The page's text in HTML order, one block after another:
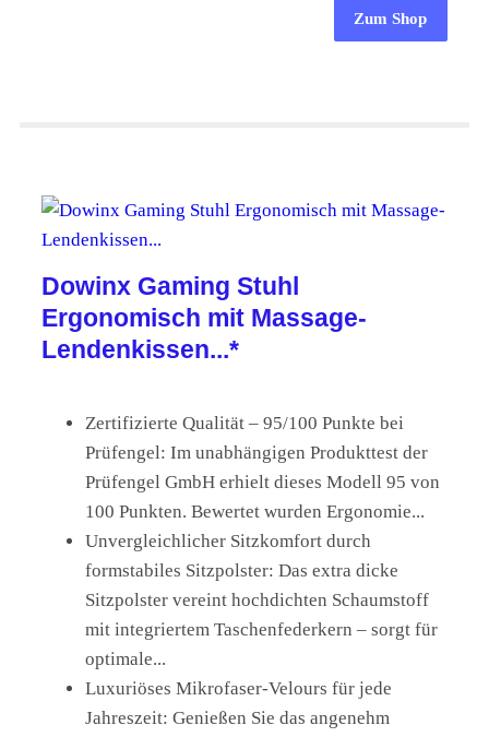
Zum Shop
Dowinx Gaming Stuhl
Ergonomisch mit Massage-
Lendenkissen...*
Zertifizierte Qualität – 95/100 Punkte bei
Prüfengel: Im unabhängigen Produkttest der
Prüfengel GmbH erhielt dieses Modell 95 von
100 Punkten. Bewertet wurden Ergonomie...
Unvergleichlicher Sitzkomfort durch
formstabiles Sitzpolster: Das extra dicke
Sitzpolster vereint hochdichten Schaumstoff
mit integriertem Taschenfederkern – sorgt für
optimale...
Luxuriöses Mikrofaser-Velours für jede
Jahreszeit: Genießen Sie das angenehm